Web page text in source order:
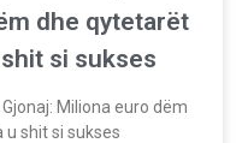
dhe qytetarët
si sukses
Miliona euro dëm
shit si sukses